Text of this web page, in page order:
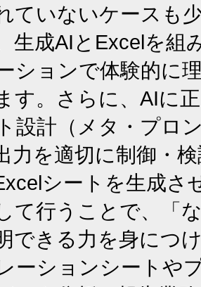
ていないケースも
生成AIとExcelを組
ションで体験的に
す。さらに、AIに
設計（メタ・プロ
力を適切に制御・
シートを生成さ
て行うことで、「
できる力を身につ
ーションシートや